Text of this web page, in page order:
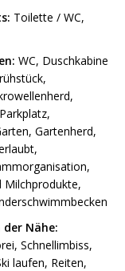
Toilette / WC,
WC, Duschkabine
Gartenherd,
Milchprodukte,
Nähe:
Schnellimbiss,
laufen, Reiten,